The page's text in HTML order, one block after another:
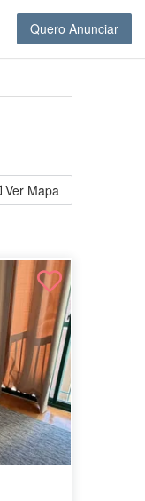
Quero Anunciar
Ver Mapa